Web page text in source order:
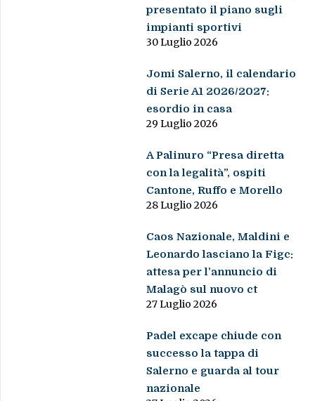
presentato il piano sugli
impianti sportivi
30 Luglio 2026
Jomi Salerno, il calendario
di Serie A1 2026/2027:
esordio in casa
29 Luglio 2026
A Palinuro “Presa diretta
con la legalità”, ospiti
Cantone, Ruffo e Morello
28 Luglio 2026
Caos Nazionale, Maldini e
Leonardo lasciano la Figc:
attesa per l’annuncio di
Malagò sul nuovo ct
27 Luglio 2026
Padel excape chiude con
successo la tappa di
Salerno e guarda al tour
nazionale